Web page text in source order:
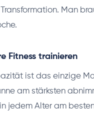
Man
Fitness trainieren
ist das einzige
am stärksten
jedem Alter am